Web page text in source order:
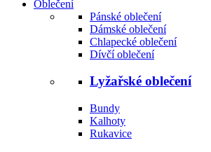
Oblečení
Pánské oblečení
Dámské oblečení
Chlapecké oblečení
Dívčí oblečení
Lyžařské oblečení
Bundy
Kalhoty
Rukavice